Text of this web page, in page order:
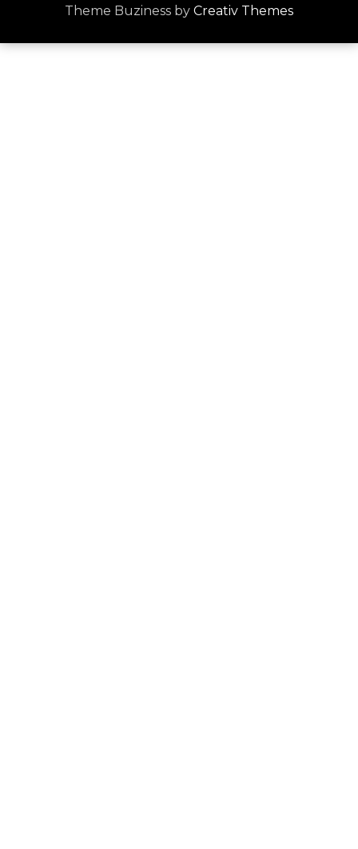
Theme Buziness by Creativ Themes